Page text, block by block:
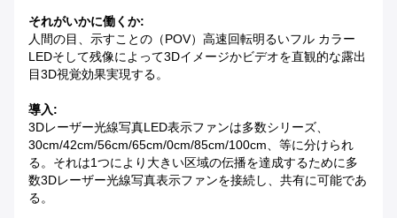
それがいかに働くか:
人間の目、示すことの（POV）高速回転明るいフル カラー
LEDそして残像によって3Dイメージかビデオを直観的な露出
目3D視覚効果実現する。
導入:
3Dレーザー光線写真LED表示ファンは多数シリーズ、
30cm/42cm/56cm/65cm/0cm/85cm/100cm、等に分けられ
る。それは1つにより大きい区域の伝播を達成するために多
数3Dレーザー光線写真表示ファンを接続し、共有に可能であ
る。